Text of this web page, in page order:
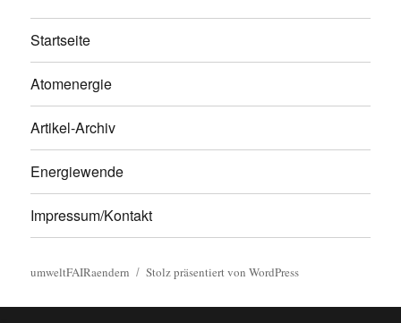
Startseite
Atomenergie
Artikel-Archiv
Energiewende
Impressum/Kontakt
umweltFAIRaendern Stolz präsentiert von WordPress